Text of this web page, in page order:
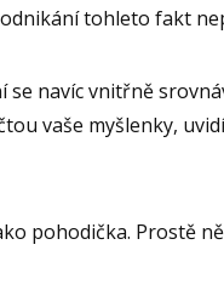
tohleto fakt
navíc vnitřně
vaše myšlenky,
pohodička. Prostě